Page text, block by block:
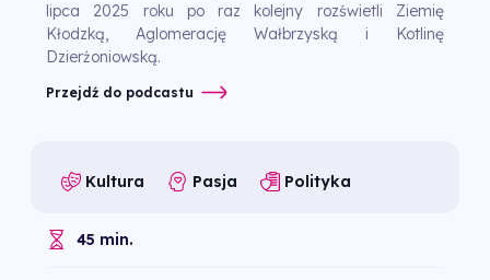
lipca 2025 roku po raz kolejny rozświetli Ziemię
Kłodzką, Aglomerację Wałbrzyską i Kotlinę
Dzierżoniowską.
Przejdź do podcastu
Kultura Pasja Polityka
45 min.